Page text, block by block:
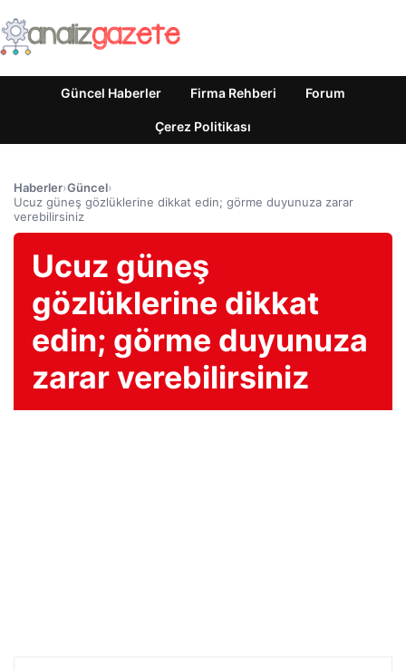
Güncel Haberler Firma Rehberi Forum
Çerez Politikası
Haberler›Güncel›
Ucuz güneş gözlüklerine dikkat edin; görme duyunuza zarar
verebilirsiniz
Ucuz güneş
gözlüklerine dikkat
edin; görme duyunuza
zarar verebilirsiniz